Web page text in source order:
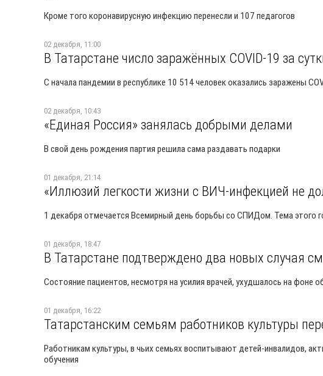
Кроме того коронавирусную инфекцию перенесли и 107 педагогов
02 декабря, 11:00
В Татарстане число заражённых COVID-19 за
С начала пандемии в республике 10 514 человек оказались заражены
02 декабря, 10:43
«Единая Россия» занялась добрыми делами
В свой день рождения партия решила сама раздавать подарки
01 декабря, 21:14
«Иллюзий легкости жизни с ВИЧ-инфекцией не
1 декабря отмечается Всемирный день борьбы со СПИДом. Тема этого
01 декабря, 18:47
В Татарстане подтверждено два новых случая
Состояние пациентов, несмотря на усилия врачей, ухудшалось на фоне
01 декабря, 16:22
Татарстанским семьям работников культуры
Работникам культуры, в чьих семьях воспитывают детей-инвалидов,
обучения